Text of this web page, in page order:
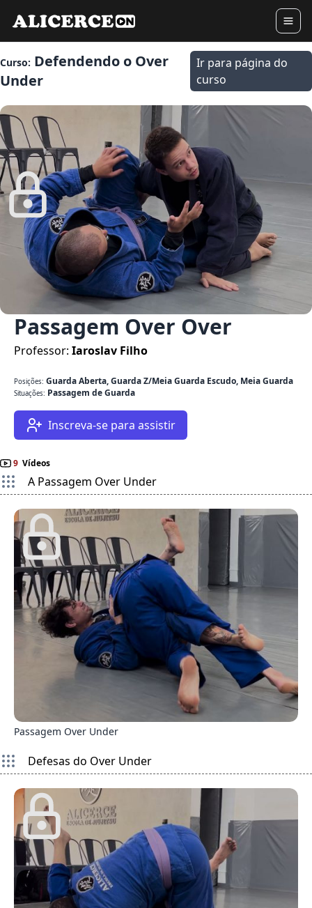
Curso: Defendendo o Over
Under
Ir para página do
curso
Passagem Over Over
Professor: Iaroslav Filho
Posições: Guarda Aberta, Guarda Z/Meia Guarda Escudo, Meia Guarda
Situações: Passagem de Guarda
Inscreva-se para assistir
9 Vídeos
A Passagem Over Under
Passagem Over Under
Defesas do Over Under